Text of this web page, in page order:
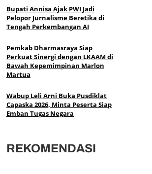
Bupati Annisa Ajak PWI Jadi
Pelopor Jurnalisme Beretika di
Tengah Perkembangan AI
Pemkab Dharmasraya Siap
Perkuat Sinergi dengan LKAAM di
Bawah Kepemimpinan Marlon
Martua
Wabup Leli Arni Buka Pusdiklat
Capaska 2026, Minta Peserta Siap
Emban Tugas Negara
REKOMENDASI